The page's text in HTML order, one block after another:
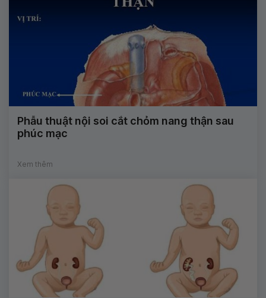
Phẫu thuật nội soi cắt chỏm nang thận sau
phúc mạc
Xem thêm